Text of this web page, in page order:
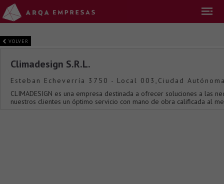
VOLVER
Climadesign S.R.L.
Esteban Echeverría 3750 - Local 003,Ciudad
CLIMADESIGN es una empresa destinada a ofrecer soluciones a las
nuestros clientes un óptimo servicio con mano de obra calificada al